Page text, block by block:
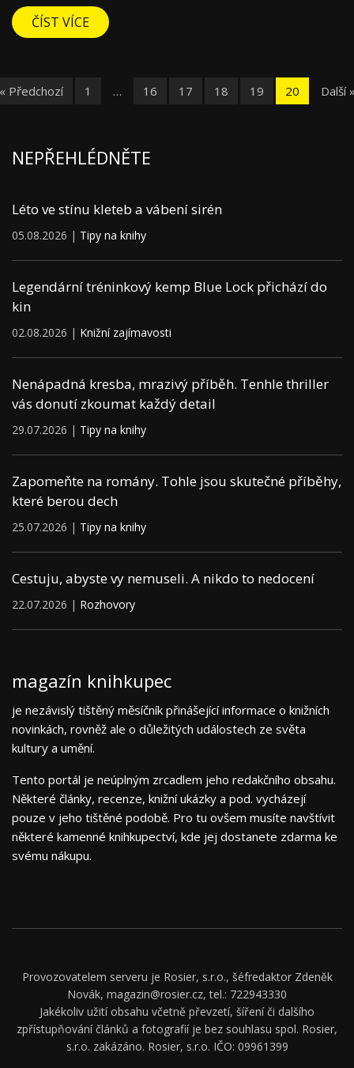
ČÍST VÍCE
Předchozí 1 … 16 17 18 19 20 Další
NEPŘEHLÉDNĚTE
Léto ve stínu kleteb a vábení sirén
05.08.2026 | Tipy na knihy
Legendární tréninkový kemp Blue Lock přichází do
kin
02.08.2026 | Knižní zajímavosti
Nenápadná kresba, mrazivý příběh. Tenhle thriller
vás donutí zkoumat každý detail
29.07.2026 | Tipy na knihy
Zapomeňte na romány. Tohle jsou skutečné příběhy,
které berou dech
25.07.2026 | Tipy na knihy
Cestuju, abyste vy nemuseli. A nikdo to nedocení
22.07.2026 | Rozhovory
magazín knihkupec
je nezávislý tištěný měsíčník přinášející informace o knižních
novinkách, rovněž ale o důležitých událostech ze světa
kultury a umění.
Tento portál je neúplným zrcadlem jeho redakčního obsahu.
Některé články, recenze, knižní ukázky a pod. vycházejí
pouze v jeho tištěné podobě. Pro tu ovšem musíte navštívit
některé kamenné knihkupectví, kde jej dostanete zdarma ke
svému nákupu.
Provozovatelem serveru je Rosier, s.r.o., šéfredaktor Zdeněk
Novák, magazin@rosier.cz, tel.: 722943330
Jakékoliv užití obsahu včetně převzetí, šíření či dalšího
zpřístupňování článků a fotografií je bez souhlasu spol. Rosier,
s.r.o. zakázáno. Rosier, s.r.o. IČO: 09961399